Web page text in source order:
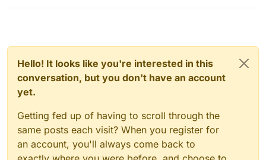
Hello! It looks like you're interested in this
conversation, but you don't have an account
yet.
Getting fed up of having to scroll through the
same posts each visit? When you register for
an account, you'll always come back to